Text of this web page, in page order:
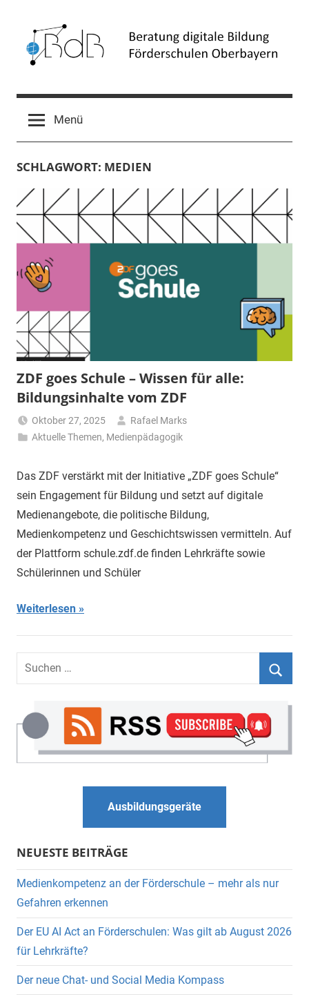
springen
Beratung
digitale
Bildung
(BdB)
Menü
SCHLAGWORT: MEDIEN
ZDF goes Schule – Wissen für alle:
Bildungsinhalte vom ZDF
Oktober 27, 2025
Rafael Marks
Aktuelle Themen, Medienpädagogik
Das ZDF verstärkt mit der Initiative „ZDF goes Schule“
sein Engagement für Bildung und setzt auf digitale
Medienangebote, die politische Bildung,
Medienkompetenz und Geschichtswissen vermitteln. Auf
der Plattform schule.zdf.de finden Lehrkräfte sowie
Schülerinnen und Schüler
Weiterlesen
Suchen
nach:
Ausbildungsgeräte
NEUESTE BEITRÄGE
Medienkompetenz an der Förderschule – mehr als nur
Gefahren erkennen
Der EU AI Act an Förderschulen: Was gilt ab August 2026
für Lehrkräfte?
Der neue Chat- und Social Media Kompass